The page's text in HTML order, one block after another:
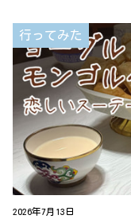
行ってみた
2026年7月13日